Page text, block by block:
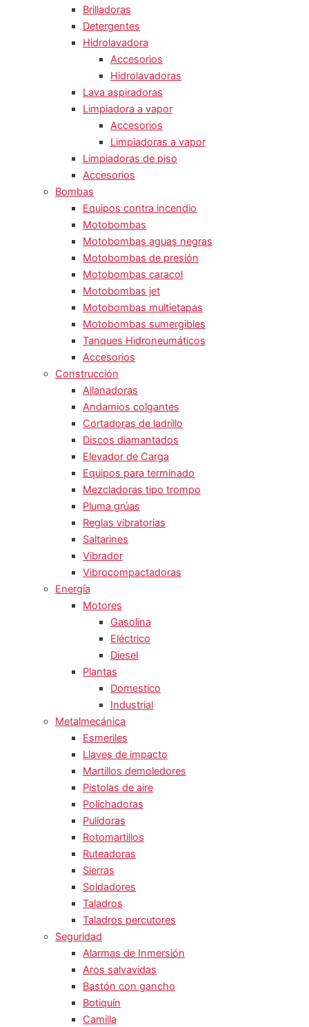
Brilladoras
Detergentes
Hidrolavadora
Accesorios
Hidrolavadoras
Lava aspiradoras
Limpiadora a vapor
Accesorios
Limpiadoras a vapor
Limpiadoras de piso
Accesorios
Bombas
Equipos contra incendio
Motobombas
Motobombas aguas negras
Motobombas de presión
Motobombas caracol
Motobombas jet
Motobombas multietapas
Motobombas sumergibles
Tanques Hidroneumáticos
Accesorios
Construcción
Allanadoras
Andamios colgantes
Cortadoras de ladrillo
Discos diamantados
Elevador de Carga
Equipos para terminado
Mezcladoras tipo trompo
Pluma grúas
Reglas vibratorias
Saltarines
Vibrador
Vibrocompactadoras
Energía
Motores
Gasolina
Eléctrico
Diesel
Plantas
Domestico
Industrial
Metalmecánica
Esmeriles
Llaves de impacto
Martillos demoledores
Pistolas de aire
Polichadoras
Pulidoras
Rotomartillos
Ruteadoras
Sierras
Soldadores
Taladros
Taladros percutores
Seguridad
Alarmas de Inmersión
Aros salvavidas
Bastón con gancho
Botiquín
Camilla